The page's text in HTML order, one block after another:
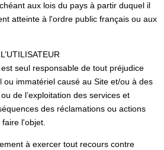
aux lois du pays à partir duquel il
atteinte à l'ordre public français ou aux
seul responsable de tout préjudice
ou immatériel causé au Site et/ou à des
de l’exploitation des services et
des réclamations ou actions
l'objet.
à exercer tout recours contre